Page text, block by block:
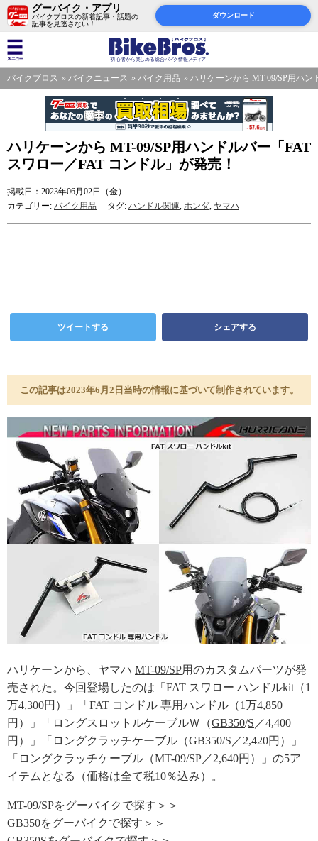
グーバイク・アプリ
バイクブロスの新着記事・話題の
記事を見逃さない！
ダウンロード
バイクブロス バイクニュース バイク用品 ハリケーンから MT-09/SP用ハ
ハリケーンから MT-09/SP用ハンドルバー「FAT
スワロー／FAT コンドル」が発売！
掲載日：2023年06月02日（金）
カテゴリー: バイク用品 タグ: ハンドル関連, ホンダ, ヤマハ
ツイートする シェアする
この記事は2023年6月2日当時の情報に基づいて制作されています。
ハリケーンから、ヤマハ MT-09/SP用のカスタムパーツが発
売された。今回登場したのは「FAT スワロー ハンドルkit（1
万4,300円）」「FAT コンドル 専用ハンドル（1万4,850
円）」「ロングスロットルケーブルＷ（GB350/S ／4,400
円）」「ロングクラッチケーブル（GB350/S／2,420円）」
「ロングクラッチケーブル（MT-09/SP／2,640円）」の5ア
イテムとなる（価格は全て税10％込み）。
MT-09/SPをグーバイクで探す＞＞
GB350をグーバイクで探す＞＞